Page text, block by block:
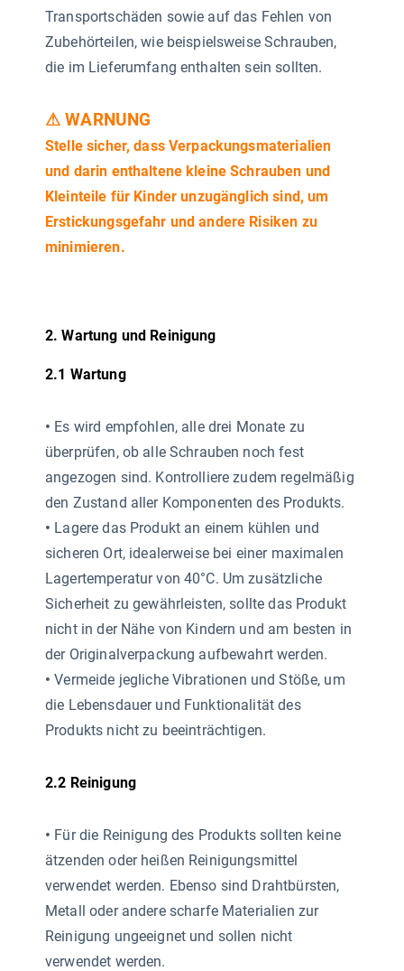
Transportschäden sowie auf das Fehlen von
Zubehörteilen, wie beispielsweise Schrauben,
die im Lieferumfang enthalten sein sollten.
⚠ WARNUNG
Stelle sicher, dass Verpackungsmaterialien
und darin enthaltene kleine Schrauben und
Kleinteile für Kinder unzugänglich sind, um
Erstickungsgefahr und andere Risiken zu
minimieren.
2. Wartung und Reinigung
2.1 Wartung
• Es wird empfohlen, alle drei Monate zu
überprüfen, ob alle Schrauben noch fest
angezogen sind. Kontrolliere zudem regelmäßig
den Zustand aller Komponenten des Produkts.
• Lagere das Produkt an einem kühlen und
sicheren Ort, idealerweise bei einer maximalen
Lagertemperatur von 40°C. Um zusätzliche
Sicherheit zu gewährleisten, sollte das Produkt
nicht in der Nähe von Kindern und am besten in
der Originalverpackung aufbewahrt werden.
• Vermeide jegliche Vibrationen und Stöße, um
die Lebensdauer und Funktionalität des
Produkts nicht zu beeinträchtigen.
2.2 Reinigung
• Für die Reinigung des Produkts sollten keine
ätzenden oder heißen Reinigungsmittel
verwendet werden. Ebenso sind Drahtbürsten,
Metall oder andere scharfe Materialien zur
Reinigung ungeeignet und sollen nicht
verwendet werden.